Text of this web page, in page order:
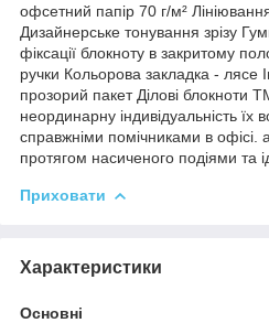
офсетний папір 70 г/м²
Дизайнерське тонування зрізу
фіксації блокноту в закритому
ручки Кольорова закладка - лясе
прозорий пакет Ділові блокноти
неординарну індивідуальність їх
справжніми помічниками в офісі.
протягом насиченого подіями та
Приховати
Характеристики
Основні